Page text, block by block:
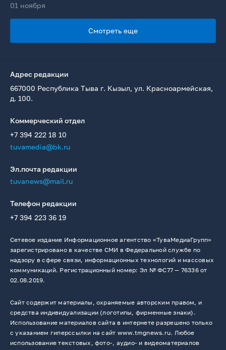
01 ноября
Смотреть еще
Адрес редакции
667000 Республика Тыва г. Кызыл, ул. Красноармейская,
д. 100.
Коммерческий отдел
+7 394 222 18 10
tuvamedia@bk.ru
Эл.почта редакции
tuvanews@mail.ru
Телефон редакции
+7 394 223 36 19
Сетевое издание Информационное агентство «ТуваМедиаГрупп»
зарегистрировано в качестве СМИ в Федеральной службе по
надзору в сфере связи, информационных технологий и массовых
коммуникаций. Регистрационный номер: Эл № ФС77 — 76336 от
02.08.2019.
Сайт содержит материалы, охраняемые авторским правом, и
средства индивидуализации (логотипы, фирменные знаки).
Использование материалов сайта в интернете разрешено только
с указанием гиперссылки на сайт www.tmgnews.ru. Любое
использование текстовых, фото-, аудио- и видеоматериалов